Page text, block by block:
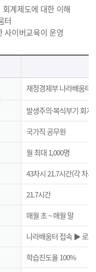
계제도에 대한 이해
터
이버교육이 운영
재정경제부 나라배움터(
발생주의·복식부기 회계
국가직 공무원
월 최대 1,000명
43차시 21.7시간(각 차
21.7시간
매월 초 ~ 매월 말
나라배움터 접속 ▶ 로그
학습진도율 100%